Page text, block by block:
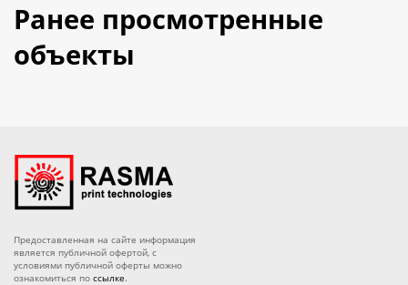
Ранее просмотренные
объекты
Предоставленная на сайте информация
является публичной офертой, с
условиями публичной оферты можно
ознакомиться по ссылке.